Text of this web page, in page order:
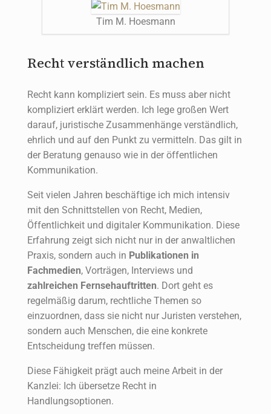
Tim M. Hoesmann
Recht verständlich machen
Recht kann kompliziert sein. Es muss aber nicht
kompliziert erklärt werden. Ich lege großen Wert
darauf, juristische Zusammenhänge verständlich,
ehrlich und auf den Punkt zu vermitteln. Das gilt in
der Beratung genauso wie in der öffentlichen
Kommunikation.
Seit vielen Jahren beschäftige ich mich intensiv
mit den Schnittstellen von Recht, Medien,
Öffentlichkeit und digitaler Kommunikation. Diese
Erfahrung zeigt sich nicht nur in der anwaltlichen
Praxis, sondern auch in Publikationen in
Fachmedien, Vorträgen, Interviews und
zahlreichen Fernsehauftritten. Dort geht es
regelmäßig darum, rechtliche Themen so
einzuordnen, dass sie nicht nur Juristen verstehen,
sondern auch Menschen, die eine konkrete
Entscheidung treffen müssen.
Diese Fähigkeit prägt auch meine Arbeit in der
Kanzlei: Ich übersetze Recht in
Handlungsoptionen.